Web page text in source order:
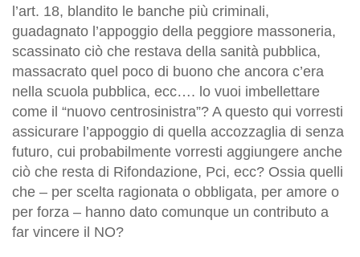
l’art. 18, blandito le banche più criminali,
guadagnato l’appoggio della peggiore massoneria,
scassinato ciò che restava della sanità pubblica,
massacrato quel poco di buono che ancora c’era
nella scuola pubblica, ecc…. lo vuoi imbellettare
come il “nuovo centrosinistra”? A questo qui vorresti
assicurare l’appoggio di quella accozzaglia di senza
futuro, cui probabilmente vorresti aggiungere anche
ciò che resta di Rifondazione, Pci, ecc? Ossia quelli
che – per scelta ragionata o obbligata, per amore o
per forza – hanno dato comunque un contributo a
far vincere il NO?